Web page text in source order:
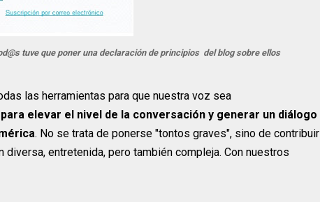
tuve que poner una declaración de principios del blog sobre ellos
las herramientas para que nuestra voz sea
para elevar el nivel de la conversación y generar un diálogo
. No se trata de ponerse "tontos graves", sino de contribuir
entretenida, pero también compleja. Con nuestros